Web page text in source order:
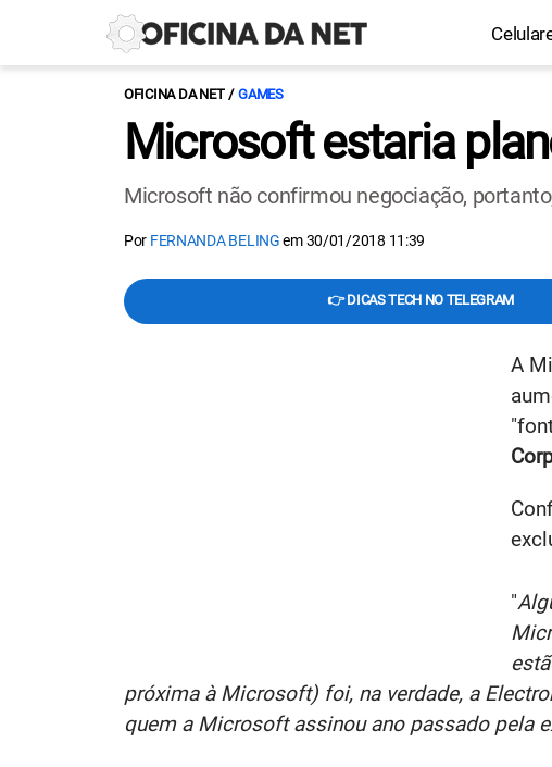
OFICINA DA NET GAMES
Microsoft estaria
Microsoft não confirmou negociação,
Por FERNANDA BELINGem30/01/2018 11:39
👉 DICAS TECH NO TELEGRAM
A
"
próxima à Microsoft) foi, na verdade, a
quem a Microsoft assinou ano passado pela